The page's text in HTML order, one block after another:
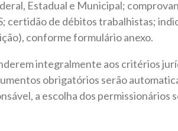
Estadual e Municipal;
certidão de débitos trabalhistas;
conforme formulário anexo.
integralmente aos critérios
obrigatórios serão
a escolha dos permissionários